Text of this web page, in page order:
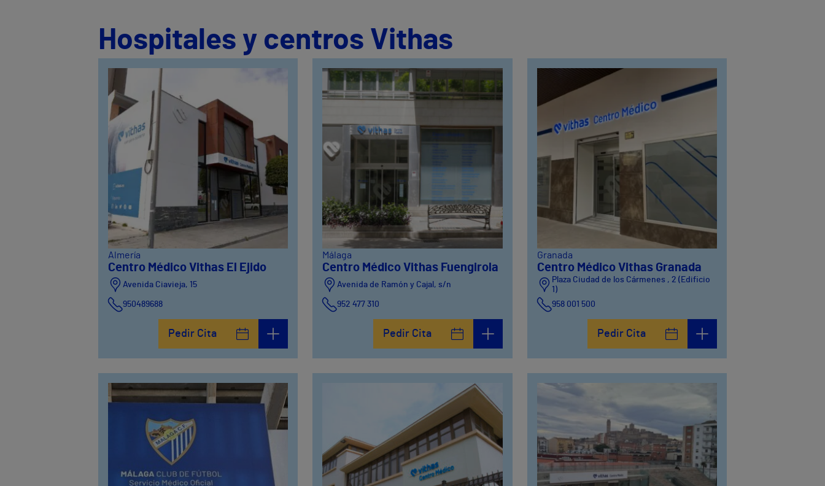
Hospitales y centros Vithas
Almería
Centro Médico Vithas El Ejido
Avenida Ciavieja, 15
950489688
Pedir Cita
Málaga
Centro Médico Vithas Fuengirola
Avenida de Ramón y Cajal, s/n
952 477 310
Pedir Cita
Granada
Centro Médico Vithas Granada
Plaza Ciudad de los Cármenes , 2 (Edificio
1)
958 001 500
Pedir Cita